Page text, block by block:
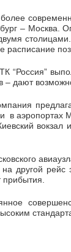
– Москва.
расписание
“Россия”
– дают
в аэропортах
другой рейс